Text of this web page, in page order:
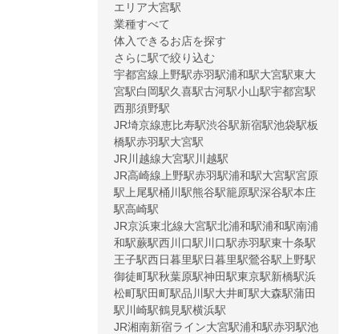
エリア大宮駅
業種すべて
体入できるお店を探す
さらに駅で絞り込む
宇都宮線 上野駅赤羽駅浦和駅大宮駅東大
宮駅白岡駅久喜駅古河駅小山駅宇都宮駅
西那須野駅
JR埼京線恵比寿駅渋谷駅新宿駅池袋駅板
橋駅赤羽駅大宮駅
JR川越線大宮駅 川越駅
JR高崎線 上野駅赤羽駅浦和駅大宮駅宮原
駅 上尾駅桶川駅熊谷駅籠原駅深谷駅本庄
駅高崎駅
JR京浜東北線大宮駅北浦和駅浦和駅南浦
和駅蕨駅西川口駅 川口駅赤羽駅東十条駅
王子駅西日暮里駅日暮里駅鶯谷駅 上野駅
御徒町駅秋葉原駅神田駅東京駅新橋駅浜
松町駅田町駅品川駅大井町駅大森駅蒲田
駅 川崎駅鶴見駅横浜駅
JR湘南新宿ライン大宮駅浦和駅赤羽駅池